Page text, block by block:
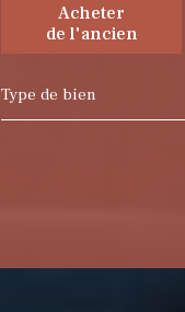
Acheter
de l'ancien
de l'ancien
Type de bien